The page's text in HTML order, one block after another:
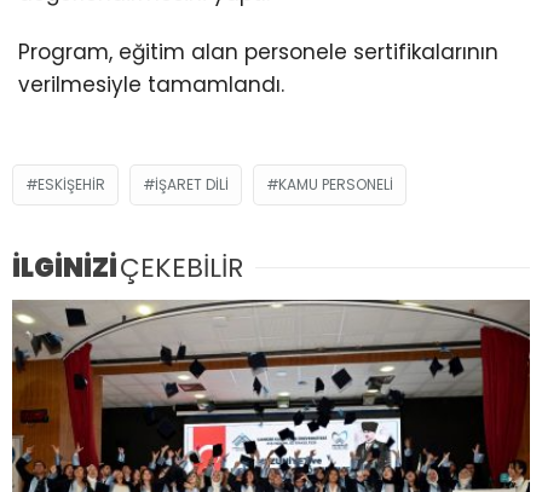
Program, eğitim alan personele sertifikalarının
verilmesiyle tamamlandı.
ESKIŞEHIR IŞARET DILI KAMU PERSONELI
İLGİNİZİÇEKEBİLİR